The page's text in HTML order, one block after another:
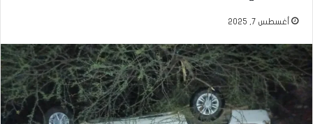
أغسطس 7, 2025